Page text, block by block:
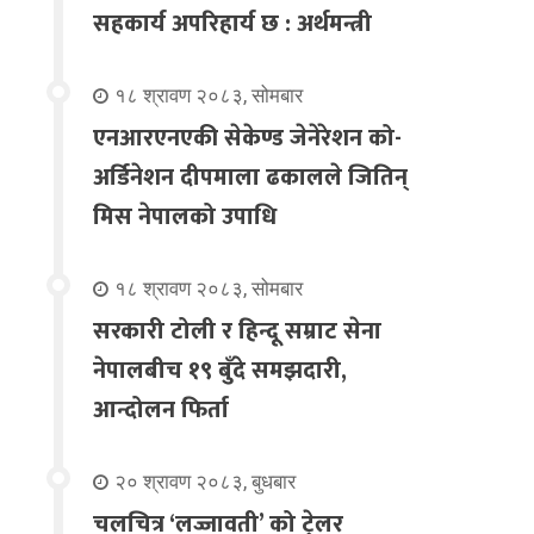
सहकार्य अपरिहार्य छ : अर्थमन्त्री
१८ श्रावण २०८३, सोमबार
एनआरएनएकी सेकेण्ड जेनेरेशन को-
अर्डिनेशन दीपमाला ढकालले जितिन्
मिस नेपालको उपाधि
१८ श्रावण २०८३, सोमबार
सरकारी टोली र हिन्दू सम्राट सेना
नेपालबीच १९ बुँदे समझदारी,
आन्दोलन फिर्ता
२० श्रावण २०८३, बुधबार
चलचित्र ‘लज्जावती’ को ट्रेलर